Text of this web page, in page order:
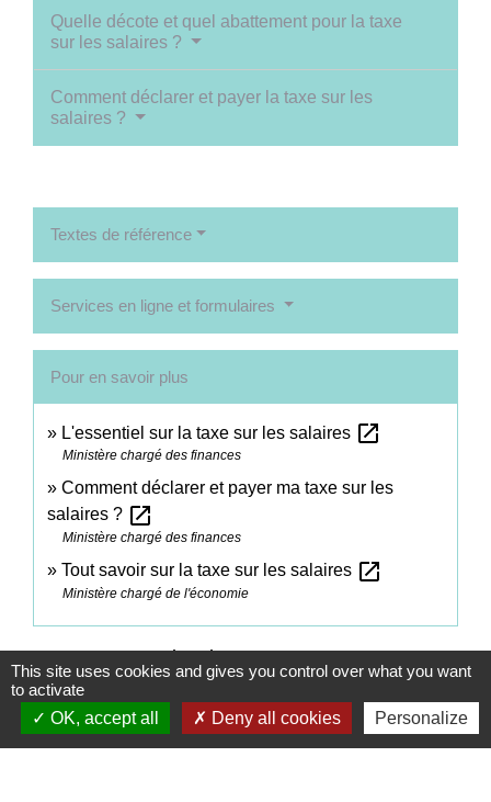
Quelle décote et quel abattement pour la taxe
sur les salaires ?
Comment déclarer et payer la taxe sur les
salaires ?
Textes de référence
Services en ligne et formulaires
Pour en savoir plus
L'essentiel sur la taxe sur les salaires open_in_new
Ministère chargé des finances
Comment déclarer et payer ma taxe sur les
salaires ? open_in_new
Ministère chargé des finances
Tout savoir sur la taxe sur les salaires open_in_new
Ministère chargé de l'économie
Signaler une erreur sur cette page
This site uses cookies and gives you control over what you want
to activate
OK, accept all
Deny all cookies Personalize